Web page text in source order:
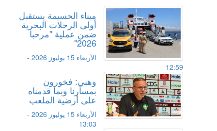
ميناء الحسيمة يستقبل
أولى الرحلات البحرية
ضمن عملية "مرحبا
2026"
الأربعاء 15 يوليوز 2026 -
12:59
وهبي: فخورون
بمسارنا وبما قدمناه
على أرضية الملعب
الأربعاء 15 يوليوز 2026 -
13:03